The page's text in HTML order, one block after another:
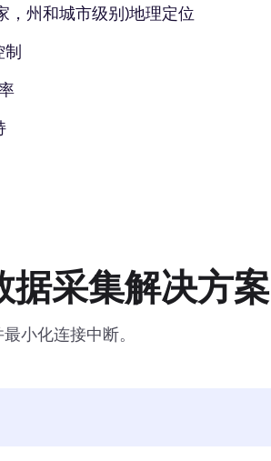
，州和城市级别)地理定位
制
据采集解决方案
小化连接中断。